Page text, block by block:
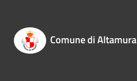
Comune di Altamura